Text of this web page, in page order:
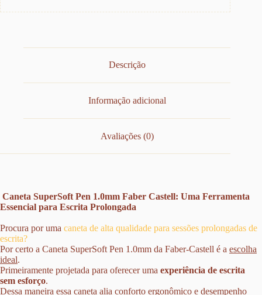
Descrição
Informação adicional
Avaliações (0)
️ Caneta SuperSoft Pen 1.0mm Faber Castell: Uma Ferramenta
Essencial para Escrita Prolongada
Procura por uma caneta de alta qualidade para sessões prolongadas de
escrita?
Por certo a Caneta SuperSoft Pen 1.0mm da Faber-Castell é a escolha
ideal.
Primeiramente projetada para oferecer uma experiência de escrita
sem esforço.
Dessa maneira essa caneta alia conforto ergonômico e desempenho